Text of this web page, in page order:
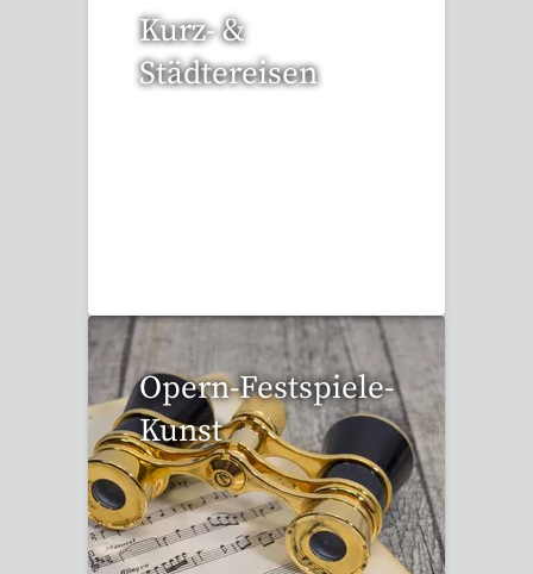
Kurz- &
Städtereisen
Opern-Festspiele-
Kunst